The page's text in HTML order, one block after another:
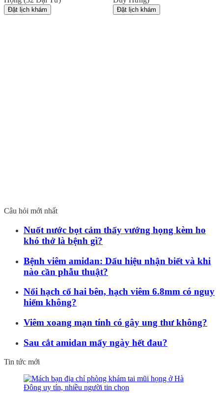
Đặt lịch khám Đặt lịch khám
Câu hỏi mới nhất
Nuốt nước bọt cảm thấy vướng họng kèm ho
khó thở là bệnh gì?
Bệnh viêm amidan: Dấu hiệu nhận biết và khi
nào cần phẫu thuật?
Nổi hạch cổ hai bên, hạch viêm 6.8mm có nguy
hiểm không?
Viêm xoang mạn tính có gây ung thư không?
Sau cắt amidan mấy ngày hết đau?
Tin tức mới